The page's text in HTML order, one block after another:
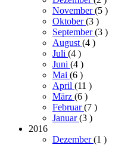
November(5 )
Oktober(3 )
September(3 )
August (4 )
Juli (4 )
Juni (4 )
Mai (6 )
April (11 )
März (6 )
Februar(7 )
Januar(3 )
2016
Dezember(1 )